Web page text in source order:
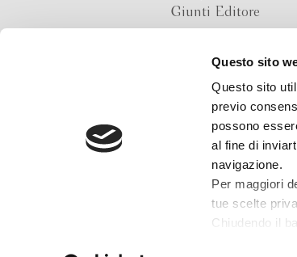
Questo sito
Questo sito
previo
possono
al fine di
navigazione.
Per maggiori
tue scelte
Chiudendo il
Giunti Editore
Via Bolognese 165,
50139 Firenze
Via G.B.Pirelli 30,
20124 Milano